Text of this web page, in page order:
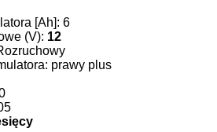
[Ah]: 6
(V): 12
prawy plus